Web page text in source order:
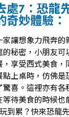
處7：恐龍
奇妙體驗：
讓想象力飛奔的
秘密，小朋友可
享受西式美食，
上桌時，仿佛是
喜。這裡亦有各
待美食的時候也
到累？快來恐龍